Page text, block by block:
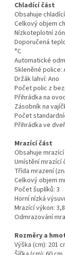
Chladící část
Obsahuje
Celkový objem
Nízkoteplotní
Doporučená
°C
Automatické
Skleněné police:
Držák lahví: Ano
Počet polic z
Přihrádka na
Zásobník na
Počet
Přihrádka ve
Mrazící část
Obsahuje
Umístění mrazící
Třída mrazení
Celkový objem
Počet šuplíků: 3
Horní nízká
Mrazící výkon:
Odmrazování
Rozměry a
Výška (cm): 201